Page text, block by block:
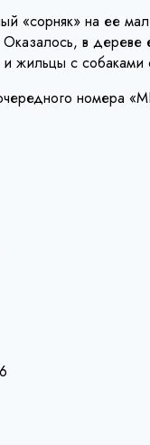
«сорняк» на ее
в
с собаками
номера